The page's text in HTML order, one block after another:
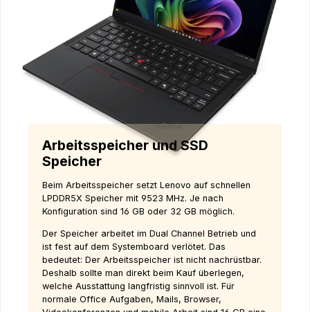
Arbeitsspeicher und SSD
Speicher
Beim Arbeitsspeicher setzt Lenovo auf schnellen
LPDDR5X Speicher mit 9523 MHz. Je nach
Konfiguration sind 16 GB oder 32 GB möglich.
Der Speicher arbeitet im Dual Channel Betrieb und
ist fest auf dem Systemboard verlötet. Das
bedeutet: Der Arbeitsspeicher ist nicht nachrüstbar.
Deshalb sollte man direkt beim Kauf überlegen,
welche Ausstattung langfristig sinnvoll ist. Für
normale Office Aufgaben, Mails, Browser,